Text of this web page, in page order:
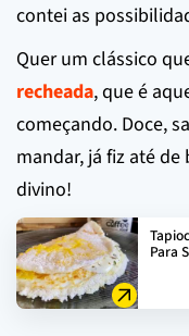
contei as
Quer um clássico
recheada, que é
começando. Doce,
mandar, já fiz até
divino!
Para